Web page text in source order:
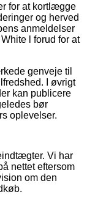
for at kortlægge
og herved
anmeldelser
l forud for at
genveje til
I øvrigt
kan publicere
bør
oplevelser.
Vi har
nettet eftersom
om den